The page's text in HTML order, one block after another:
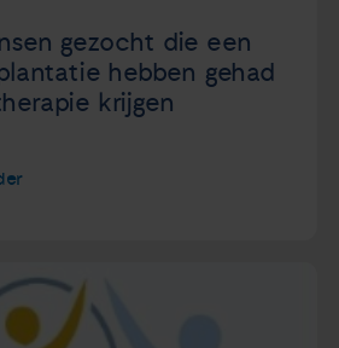
gezocht die een
hebben gehad
krijgen